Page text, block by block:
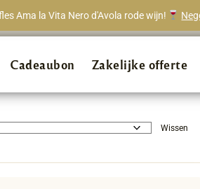
Ama la Vita Nero d'Avola rode wijn!
98% van onze klanten beveelt ons aan!
Cadeaubon Zakelijke offerte
Wissen